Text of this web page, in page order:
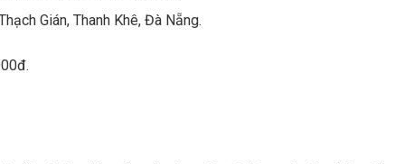
Gián, Thanh Khê, Đà Nẵng.